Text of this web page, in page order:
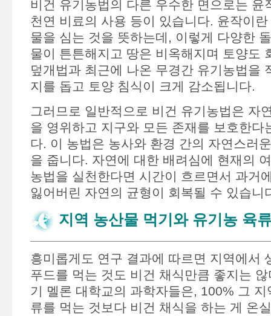
비건 유기농법의 다른 우수한 면으로는 윤
천연 비료의 사용 등이 있습니다. 윤작이
물을 심는 것을 뜻하는데, 이렇게 다양한
물이 튼튼해지고 땅은 비옥해지며 토양도
덮개법과 최근에 나온 무경간 유기농법을
지를 돕고 토양 침식이 크게 감소됩니다.
그러므로 일반적으로 비건 유기농법은 자
을 영위하고 지구와 모든 존재를 보호한다
다. 이 농법은 농사와 환경 간의 자연스러
을 줍니다. 자연에 대한 배려심에 현재의
농법을 실천한다면 시간이 흐르면서 과거
잃어버린 자연의 균형이 회복될 수 있습니
지역 농산물 먹기와 유기농 육
흥미롭게도 연구 결과에 따르면 지역에서
푸드를 먹는 것도 비건 채식만큼 좋지는
기 멜론 대학교의 과학자들은, 100% 그
류를 먹는 것보다 비건 채식을 하는 게 온